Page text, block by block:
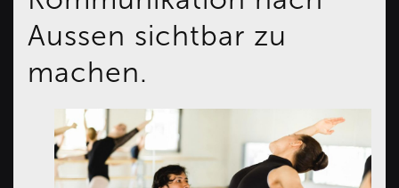
Aussen sichtbar zu
machen.